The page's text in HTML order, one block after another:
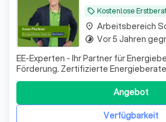
local_offer Kostenlose
EE-Experten - Ihr Partner für
Förderung. Zertifizierte
Erfahrung. Wir machen Ihre
Verfügbarkeit
Angebot
place Arbeitsbereich
timelapse Vor 5 Jahren